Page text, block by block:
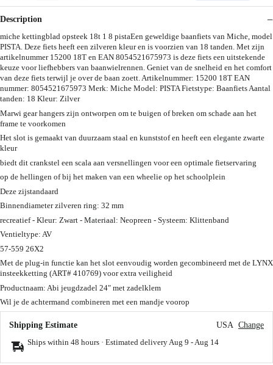
Description
miche kettingblad opsteek 18t 1 8 pistaEen geweldige baanfiets van Miche, model
PISTA. Deze fiets heeft een zilveren kleur en is voorzien van 18 tanden. Met zijn
artikelnummer 15200 18T en EAN 8054521675973 is deze fiets een uitstekende
keuze voor liefhebbers van baanwielrennen. Geniet van de snelheid en het comfort
van deze fiets terwijl je over de baan zoett. Artikelnummer: 15200 18T EAN
nummer: 8054521675973 Merk: Miche Model: PISTA Fietstype: Baanfiets Aantal
tanden: 18 Kleur: Zilver
Marwi gear hangers zijn ontworpen om te buigen of breken om schade aan het
frame te voorkomen
Het slot is gemaakt van duurzaam staal en kunststof en heeft een elegante zwarte
kleur
biedt dit crankstel een scala aan versnellingen voor een optimale fietservaring
op de hellingen of bij het maken van een wheelie op het schoolplein
Deze zijstandaard
Binnendiameter zilveren ring: 32 mm
recreatief - Kleur: Zwart - Materiaal: Neopreen - Systeem: Klittenband
Ventieltype: AV
57-559 26X2
Met de plug-in functie kan het slot eenvoudig worden gecombineerd met de LYNX
insteekketting (ART# 410769) voor extra veiligheid
Productnaam: Abi jeugdzadel 24" met zadelklem
Wil je de achtermand combineren met een mandje voorop
Shipping Estimate USA Change
Ships within 48 hours · Estimated delivery Aug 9 - Aug 14